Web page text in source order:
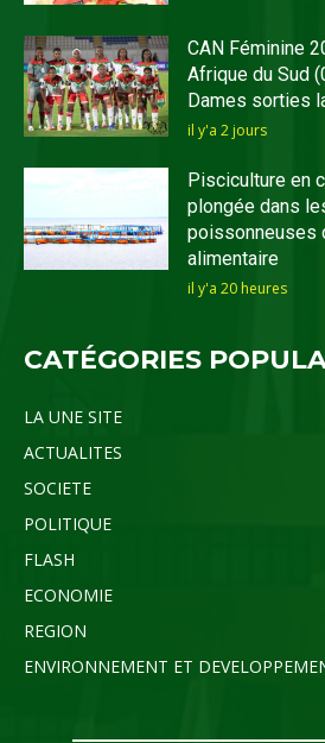
CAN Féminine
Afrique du Sud
Dames sorties
il y'a 2 jours
Pisciculture en
plongée dans
poissonneuses
alimentaire
il y'a 20 heures
CATÉGORIES
LA UNE SITE
ACTUALITES
SOCIETE
POLITIQUE
FLASH
ECONOMIE
REGION
ENVIRONNEMENT ET